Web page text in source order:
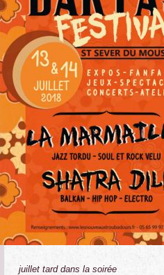
juillet tard dans la soirée